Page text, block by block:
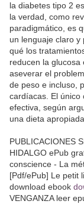
la diabetes tipo 2
la verdad, como
paradigmático, es
un lenguaje claro y
qué los
reducen la
aseverar el
de peso e incluso,
cardíacas. El único
efectiva, según
una dieta
PUBLICACIONES
HIDALGO ePub
conscience - La
[Pdf/ePub] Le petit
download ebook
VENGANZA leer